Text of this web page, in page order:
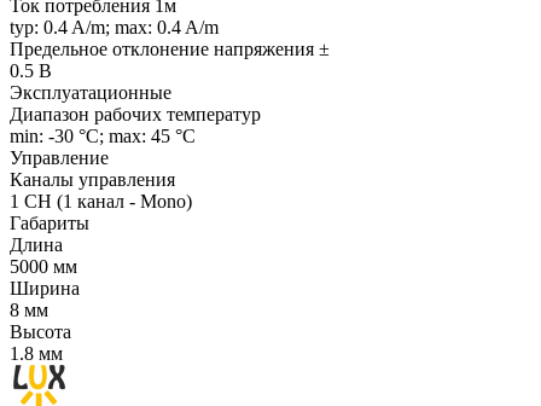
Ток потребления 1м
typ: 0.4 A/m; max: 0.4 A/m
Предельное отклонение напряжения ±
0.5 В
Эксплуатационные
Диапазон рабочих температур
min: -30 °C; max: 45 °C
Управление
Каналы управления
1 CH (1 канал - Mono)
Габариты
Длина
5000 мм
Ширина
8 мм
Высота
1.8 мм